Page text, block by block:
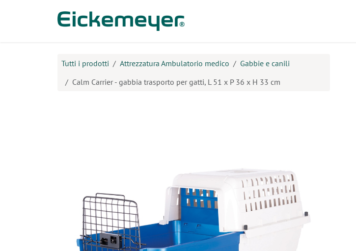
Tutti i prodotti Attrezzatura Ambulatorio medico
Gabbie e canili
Calm Carrier - gabbia trasporto per gatti, L 51 x P 36 x H 33 cm